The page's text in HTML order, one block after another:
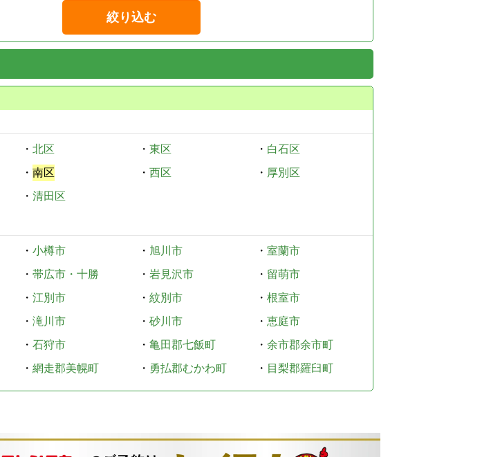
絞り込む
・ 北区 ・ 東区 ・ 白石区
・ 南区 ・ 西区 ・ 厚別区
・ 清田区
・ 小樽市 ・ 旭川市 ・ 室蘭市
・ 帯広市・十勝 ・ 岩見沢市 ・ 留萌市
・ 江別市 ・ 紋別市 ・ 根室市
・ 滝川市 ・ 砂川市 ・ 恵庭市
・ 石狩市 ・ 亀田郡七飯町 ・ 余市郡余市町
・ 網走郡美幌町 ・ 勇払郡むかわ町 ・ 目梨郡羅臼町